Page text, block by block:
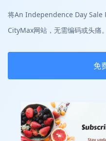
将An Independence Day Sale
CityMax网站，无需编码或头痛。
免